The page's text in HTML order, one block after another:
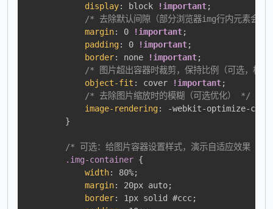
display: block !important;
/* 去除默认间隙（部分浏览器img行内元素会
margin: 0 !important;
padding: 0 !important;
border: none !important;
/* 图片超出容器时裁剪，保持比例（可选，根
object-fit : cover !important;
/* 去除图片缩放时的模糊（可选优化） */
image-rendering:
-webkit-optimize-
}
/* 可选：给图片容器设置样式，演示自适应效果 */
.img-container {
width: 80%;
margin: 20px auto;
border: 1px solid #ccc;